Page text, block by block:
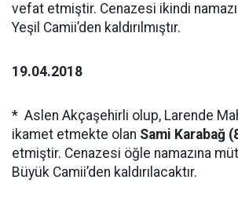
vefat etmiştir. Cenazesi ikindi
Yeşil Camii’den kaldırılmıştır.
19.04.2018
* Aslen Akçaşehirli olup, Larende
ikamet etmekte olan Sami Karabağ
etmiştir. Cenazesi öğle namazına
Büyük Camii’den kaldırılacaktır.